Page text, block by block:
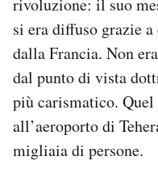
si era diffuso grazie
dalla Francia. Non
dal punto di vista
più carismatico.
all’aeroporto di
migliaia di persone.